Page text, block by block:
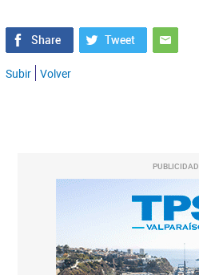
Subir Volver
PUBLICIDAD